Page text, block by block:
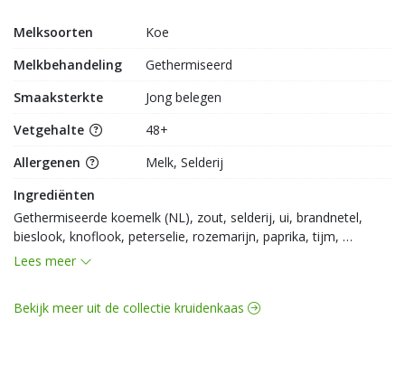
Melksoorten
Koe
Melkbehandeling
Gethermiseerd
Smaaksterkte
Jong belegen
Vetgehalte
48+
Allergenen
Melk, Selderij
Ingrediënten
Gethermiseerde koemelk (NL), zout, selderij, ui, brandnetel,
bieslook, knoflook, peterselie, rozemarijn, paprika, tijm,
conserveermiddel E251, zuursel, vegetarisch stremsel
Lees meer
Bekijk meer uit de collectie kruidenkaas